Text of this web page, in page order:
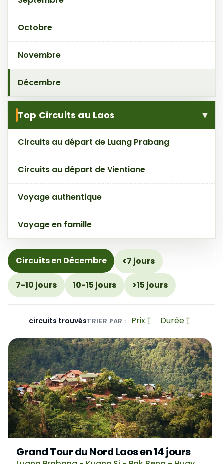
Octobre
Novembre
Décembre
Top Circuits au Laos
Circuits au départ de Luang Prabang
Circuits au départ de Vientiane
Voyage authentique
Voyage en famille
Circuits en Décembre <7 jours
7-10 jours 10-15 jours >15 jours
circuits trouvésTRIER PAR : Prix Durée
Grand Tour du Nord Laos en 14 jours